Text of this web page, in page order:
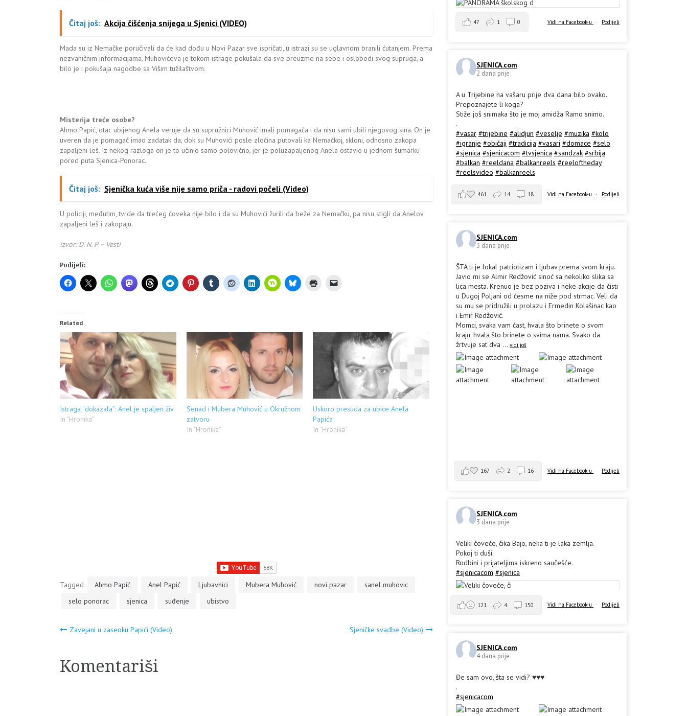
Čitaj još: Akcija čišćenja snijega u Sjenici (VIDEO)
Mada su iz Nemačke poručivali da će kad dođu u Novi Pazar sve ispričati, u istrazi su se uglavnom branili ćutanjem. Prema
nezvaničnim informacijama, Muhovićeva je tokom istrage pokušala da sve preuzme na sebe i oslobodi svog supruga, a
bilo je i pokušaja nagodbe sa Višim tužilaštvom.
Misterija treće osobe?
Ahmo Papić, otac ubijenog Anela veruje da su supružnici Muhović imali pomagača i da nisu sami ubili njegovog sina. On je
uveren da je pomagač imao zadatak da, dok su Muhovići posle zločina putovali ka Nemačkoj, skloni, odnosno zakopa
zapaljeni leš. Iz nekog razloga on je to učinio samo polovično, jer je poluzapaljenog Anela ostavio u jednom šumarku
pored puta Sjenica-Ponorac.
Čitaj još: Sjenička kuća više nije samo priča - radovi počeli (Video)
U policiji, međutim, tvrde da trećeg čoveka nije bilo i da su Muhovići žurili da beže za Nemačku, pa nisu stigli da Anelov
zapaljeni leš i zakopaju.
izvor: D. N. P. – Vesti
Podijeli:
Related
Istraga “dokazala”: Anel je spaljen živ
In "Hronika"
Senad i Mubera Muhović u Okružnom
zatvoru
In "Hronika"
Uskoro presuda za ubice Anela
Papića
In "Hronika"
Tagged Ahmo Papić Anel Papić Ljubavnici Mubera Muhović novi pazar
sanel muhovic
selo ponorac
sjenica suđenje ubistvo
Navigacija
članaka
Zavejani u zaseoku Papići (Video) Sjeničke svadbe (Video)
Komentariši
Vidi na Facebook-u · Podijeli
47 1 0
SJENICA.com
2 dana prije
A u Trijebine na vašaru prije dva dana bilo ovako.
Prepoznajete li koga?
Stiže još snimaka što je moj amidža Ramo snimo.
.
#vasar #trijebine #alidjun #veselje #muzika #kolo
#igranje #običaji #tradicija #vasari #domace #selo
#sjenica #sjenicacom #tvsjenica #sandzak #srbija
#balkan #reeldana #balkanreels #reeloftheday
#reelsvideo #balkanreels
Vidi na Facebook-u · Podijeli
461 14 18
SJENICA.com
3 dana prije
ŠTA ti je lokal patriotizam i ljubav prema svom kraju.
Javio mi se Almir Redžović sinoć sa nekoliko slika sa
lica mesta. Krenuo je bez poziva i neke akcije da čisti
u Dugoj Poljani od česme na niže pod strmac. Veli da
su mu se pridružili u prolazu i Ermedin Kolašinac kao
i Emir Redžović.
Momci, svaka vam čast, hvala što brinete o svom
kraju, hvala što brinete o svima nama. Svako da
žrtvuje sat dva ... vidi još
Vidi na Facebook-u · Podijeli
167 2 16
SJENICA.com
3 dana prije
Veliki čoveče, čika Bajo, neka ti je laka zemlja.
Pokoj ti duši.
Rodbini i prijateljima iskreno saučešće.
#sjenicacom #sjenica
Vidi na Facebook-u · Podijeli
121 4 150
SJENICA.com
4 dana prije
Đe sam ovo, šta se vidi? ♥️♥️♥️
.
#sjenicacom